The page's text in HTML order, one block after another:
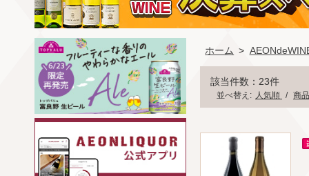
ホーム >
該当件数：23件
並べ替え: 人気順 / 商